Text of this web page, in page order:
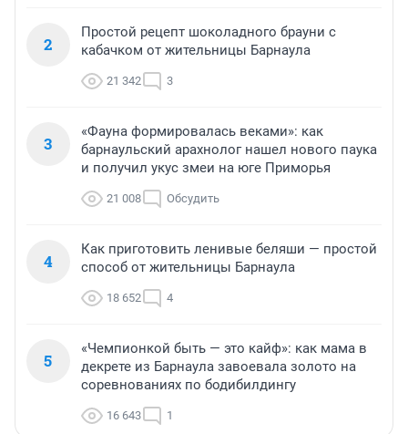
2
Простой рецепт шоколадного брауни с
кабачком от жительницы Барнаула
21 342 3
3
«Фауна формировалась веками»: как
барнаульский арахнолог нашел нового паука
и получил укус змеи на юге Приморья
21 008 Обсудить
4
Как приготовить ленивые беляши — простой
способ от жительницы Барнаула
18 652 4
5
«Чемпионкой быть — это кайф»: как мама в
декрете из Барнаула завоевала золото на
соревнованиях по бодибилдингу
16 643 1